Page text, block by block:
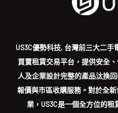
US3C優勢科技, 台灣前三大二
買賣租賃交易平台，提供安全
人及企業設計完整的產品汰換
報價與市區收購服務。對於全
業，US3C是一個全方位的租